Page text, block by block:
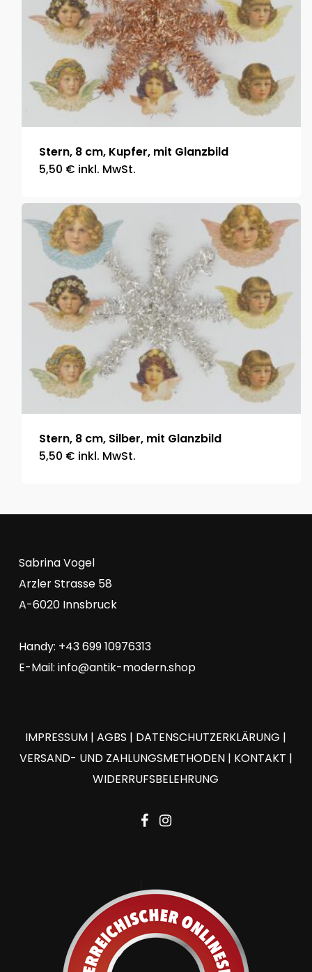
Stern, 8 cm, Kupfer, mit Glanzbild
5,50 € inkl. MwSt.
Stern, 8 cm, Silber, mit Glanzbild
5,50 € inkl. MwSt.
Sabrina Vogel
Arzler Strasse 58
A-6020 Innsbruck
Handy: +43 699 10976313
E-Mail: info@antik-modern.shop
IMPRESSUM |AGBS | DATENSCHUTZERKLÄRUNG |
VERSAND- UND ZAHLUNGSMETHODEN| KONTAKT |
WIDERRUFSBELEHRUNG
facebook
instagram